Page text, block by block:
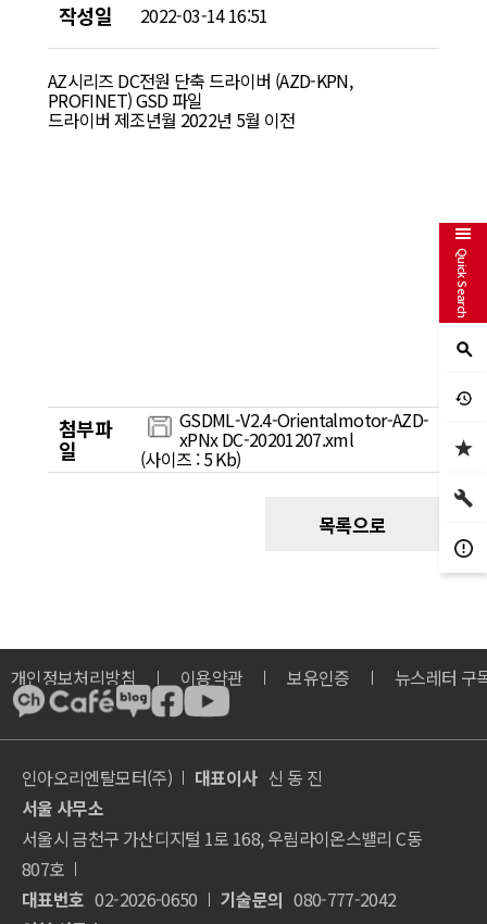
Quick Search
작성일 2022-03-14 16:51
AZ시리즈 DC전원 단축 드라이버 (AZD-KPN,
PROFINET) GSD 파일
드라이버 제조년월 2022년 5월 이전
첨부파
일
GSDML-V2.4-Orientalmotor-AZD-
xPNx DC-20201207.xml
(사이즈 : 5 Kb)
목록으로
개인정보처리방침 이용약관 보유인증 뉴스레터 구
인아오리엔탈모터(주) 대표이사 신 동 진
서울 사무소
서울시 금천구 가산디지털 1로 168, 우림라이온스밸리 C동
807호
대표번호 02-2026-0650 기술문의 080-777-2042